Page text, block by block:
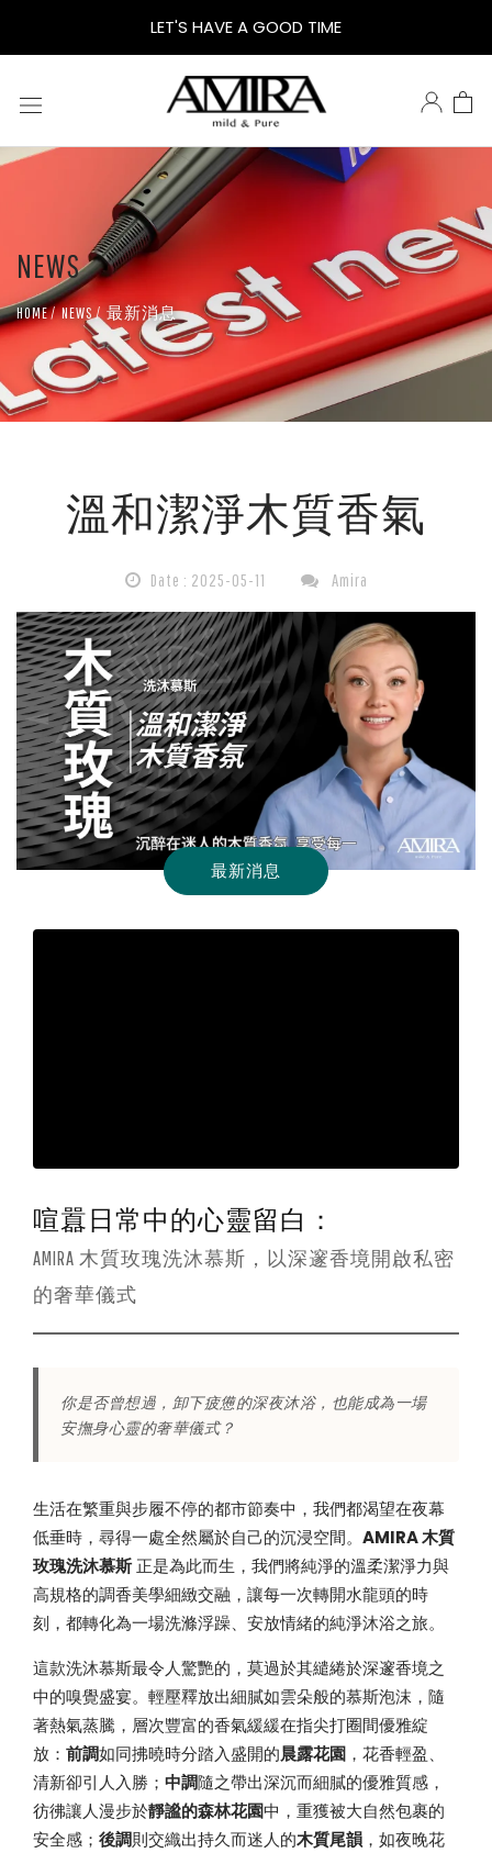
質
玫
瑰
洗
沐
斯：
醒
優
雅
渴
望
香
氛
沐
LET'S HAVE A GOOD TIME
NEWS
HOME NEWS 最新消息
溫和潔淨木質香氣
Date : 2025-05-11 Amira
最新消息
喧囂日常中的心靈留白：
AMIRA 木質玫瑰洗沐慕斯，以深邃香境開啟私密
的奢華儀式
你是否曾想過，卸下疲憊的深夜沐浴，也能成為一場
安撫身心靈的奢華儀式？
生活在繁重與步履不停的都市節奏中，我們都渴望在夜幕
低垂時，尋得一處全然屬於自己的沉浸空間。 AMIRA 木質
玫瑰洗沐慕斯正是為此而生，我們將純淨的溫柔潔淨力與
高規格的調香美學細緻交融，讓每一次轉開水龍頭的時
刻，都轉化為一場洗滌浮躁、安放情緒的純淨沐浴之旅。
這款洗沐慕斯最令人驚艷的，莫過於其繾綣於深邃香境之
中的嗅覺盛宴。輕壓釋放出細膩如雲朵般的慕斯泡沫，隨
著熱氣蒸騰，層次豐富的香氣緩緩在指尖打圈間優雅綻
放： 前調如同拂曉時分踏入盛開的晨露花園 ，花香輕盈、
清新卻引人入勝； 中調隨之帶出深沉而細膩的優雅質感，
彷彿讓人漫步於靜謐的森林花園中，重獲被大自然包裹的
安全感； 後調則交織出持久而迷人的木質尾韻，如夜晚花